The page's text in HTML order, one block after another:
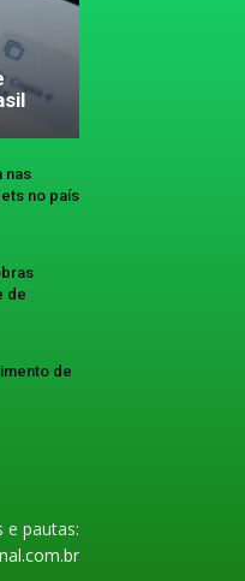
nas
no país
de
de
e pautas: